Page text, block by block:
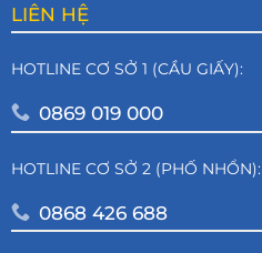
LIÊN HỆ
HOTLINE CƠ SỞ 1 (CẦU GIẤY):
0869 019 000
HOTLINE CƠ SỞ 2 (PHỐ NHỔN):
0868 426 688